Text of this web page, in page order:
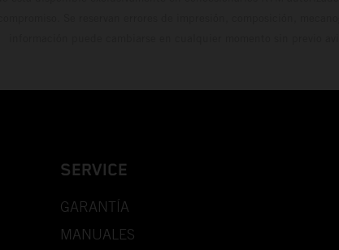
SERVICE
GARANTÍA
MANUALES